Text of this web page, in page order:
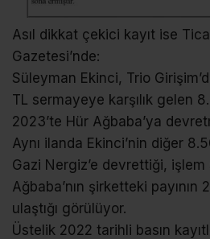
Asıl dikkat çekici kayıt ise
Gazetesi’nde:
Süleyman Ekinci, Trio
TL sermayeye karşılık gelen
2023’te Hür Ağbaba’ya
Aynı ilanda Ekinci’nin diğer
Gazi Nergiz’e devrettiği, işlem
Ağbaba’nın şirketteki payının
ulaştığı görülüyor.
Üstelik 2022 tarihli basın